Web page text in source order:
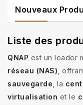
Nouveaux
Liste des
QNAP est un leader
réseau (NAS) ,
sauvegarde , la
virtualisation et le